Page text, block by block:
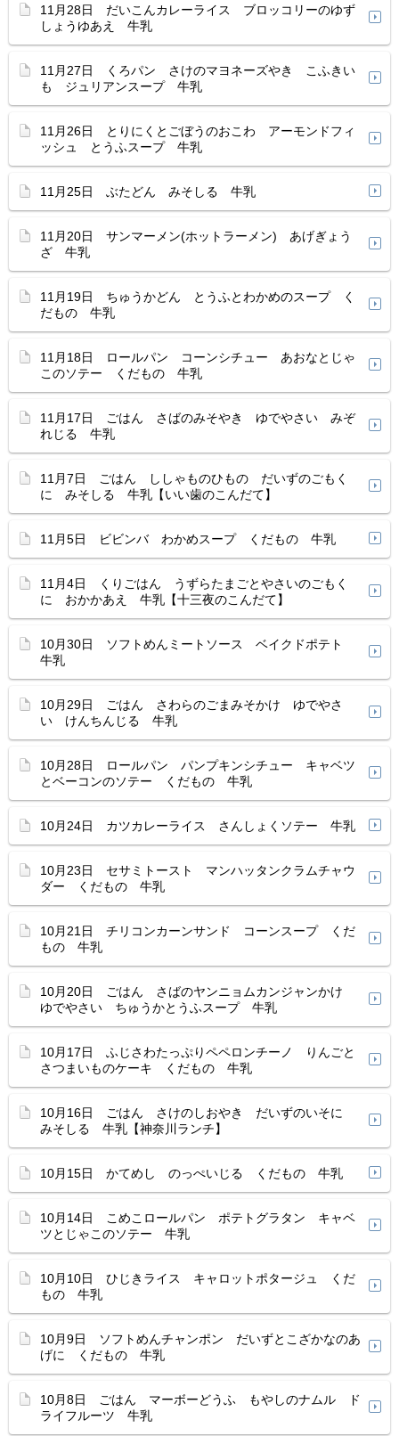
11月28日 だいこんカレーライス ブロッコリーのゆず
しょうゆあえ 牛乳
11月27日 くろパン さけのマヨネーズやき こふきい
も ジュリアンスープ 牛乳
11月26日 とりにくとごぼうのおこわ アーモンドフィ
ッシュ とうふスープ 牛乳
11月25日 ぶたどん みそしる 牛乳
11月20日 サンマーメン(ホットラーメン) あげぎょう
ざ 牛乳
11月19日 ちゅうかどん とうふとわかめのスープ く
だもの 牛乳
11月18日 ロールパン コーンシチュー あおなとじゃ
このソテー くだもの 牛乳
11月17日 ごはん さばのみそやき ゆでやさい みぞ
れじる 牛乳
11月7日 ごはん ししゃものひもの だいずのごもく
に みそしる 牛乳【いい歯のこんだて】
11月5日 ビビンバ わかめスープ くだもの 牛乳
11月4日 くりごはん うずらたまごとやさいのごもく
に おかかあえ 牛乳【十三夜のこんだて】
10月30日 ソフトめんミートソース ベイクドポテト
牛乳
10月29日 ごはん さわらのごまみそかけ ゆでやさ
い けんちんじる 牛乳
10月28日 ロールパン パンプキンシチュー キャベツ
とベーコンのソテー くだもの 牛乳
10月24日 カツカレーライス さんしょくソテー 牛乳
10月23日 セサミトースト マンハッタンクラムチャウ
ダー くだもの 牛乳
10月21日 チリコンカーンサンド コーンスープ くだ
もの 牛乳
10月20日 ごはん さばのヤンニョムカンジャンかけ
ゆでやさい ちゅうかとうふスープ 牛乳
10月17日 ふじさわたっぷりペペロンチーノ りんごと
さつまいものケーキ くだもの 牛乳
10月16日 ごはん さけのしおやき だいずのいそに
みそしる 牛乳【神奈川ランチ】
10月15日 かてめし のっぺいじる くだもの 牛乳
10月14日 こめこロールパン ポテトグラタン キャベ
ツとじゃこのソテー 牛乳
10月10日 ひじきライス キャロットポタージュ くだ
もの 牛乳
10月9日 ソフトめんチャンポン だいずとこざかなのあ
げに くだもの 牛乳
10月8日 ごはん マーボーどうふ もやしのナムル ド
ライフルーツ 牛乳